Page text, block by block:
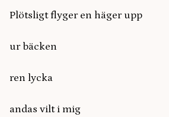
Plötsligt flyger en häger upp
ur bäcken
ren lycka
andas vilt i mig